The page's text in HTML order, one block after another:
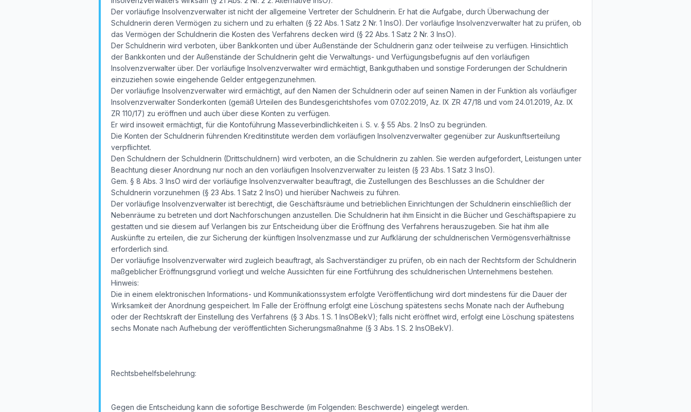
Der vorläufige Insolvenzverwalter ist nicht der allgemeine Vertreter der Schuldnerin. Er hat die Aufgabe, durch Überwachung der
Schuldnerin deren Vermögen zu sichern und zu erhalten (§ 22 Abs. 1 Satz 2 Nr. 1 InsO). Der vorläufige Insolvenzverwalter hat zu prüfen, ob
das Vermögen der Schuldnerin die Kosten des Verfahrens decken wird (§ 22 Abs. 1 Satz 2 Nr. 3 InsO).
Der Schuldnerin wird verboten, über Bankkonten und über Außenstände der Schuldnerin ganz oder teilweise zu verfügen. Hinsichtlich
der Bankkonten und der Außenstände der Schuldnerin geht die Verwaltungs- und Verfügungsbefugnis auf den vorläufigen
Insolvenzverwalter über. Der vorläufige Insolvenzverwalter wird ermächtigt, Bankguthaben und sonstige Forderungen der Schuldnerin
einzuziehen sowie eingehende Gelder entgegenzunehmen.
Der vorläufige Insolvenzverwalter wird ermächtigt, auf den Namen der Schuldnerin oder auf seinen Namen in der Funktion als vorläufiger
Insolvenzverwalter Sonderkonten (gemäß Urteilen des Bundesgerichtshofes vom 07.02.2019, Az. IX ZR 47/18 und vom 24.01.2019, Az. IX
ZR 110/17) zu eröffnen und auch über diese Konten zu verfügen.
Er wird insoweit ermächtigt, für die Kontoführung Masseverbindlichkeiten i. S. v. § 55 Abs. 2 InsO zu begründen.
Die Konten der Schuldnerin führenden Kreditinstitute werden dem vorläufigen Insolvenzverwalter gegenüber zur Auskunftserteilung
verpflichtet.
Den Schuldnern der Schuldnerin (Drittschuldnern) wird verboten, an die Schuldnerin zu zahlen. Sie werden aufgefordert, Leistungen unter
Beachtung dieser Anordnung nur noch an den vorläufigen Insolvenzverwalter zu leisten (§ 23 Abs. 1 Satz 3 InsO).
Gem. § 8 Abs. 3 InsO wird der vorläufige Insolvenzverwalter beauftragt, die Zustellungen des Beschlusses an die Schuldner der
Schuldnerin vorzunehmen (§ 23 Abs. 1 Satz 2 InsO) und hierüber Nachweis zu führen.
Der vorläufige Insolvenzverwalter ist berechtigt, die Geschäftsräume und betrieblichen Einrichtungen der Schuldnerin einschließlich der
Nebenräume zu betreten und dort Nachforschungen anzustellen. Die Schuldnerin hat ihm Einsicht in die Bücher und Geschäftspapiere zu
gestatten und sie diesem auf Verlangen bis zur Entscheidung über die Eröffnung des Verfahrens herauszugeben. Sie hat ihm alle
Auskünfte zu erteilen, die zur Sicherung der künftigen Insolvenzmasse und zur Aufklärung der schuldnerischen Vermögensverhältnisse
erforderlich sind.
Der vorläufige Insolvenzverwalter wird zugleich beauftragt, als Sachverständiger zu prüfen, ob ein nach der Rechtsform der Schuldnerin
maßgeblicher Eröffnungsgrund vorliegt und welche Aussichten für eine Fortführung des schuldnerischen Unternehmens bestehen.
Hinweis:
Die in einem elektronischen Informations- und Kommunikationssystem erfolgte Veröffentlichung wird dort mindestens für die Dauer der
Wirksamkeit der Anordnung gespeichert. Im Falle der Eröffnung erfolgt eine Löschung spätestens sechs Monate nach der Aufhebung
oder der Rechtskraft der Einstellung des Verfahrens (§ 3 Abs. 1 S. 1 InsOBekV); falls nicht eröffnet wird, erfolgt eine Löschung spätestens
sechs Monate nach Aufhebung der veröffentlichten Sicherungsmaßnahme (§ 3 Abs. 1 S. 2 InsOBekV).
Rechtsbehelfsbelehrung:
Gegen die Entscheidung kann die sofortige Beschwerde (im Folgenden: Beschwerde) eingelegt werden.